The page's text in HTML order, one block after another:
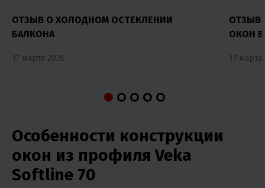
ОТЗЫВ О ХОЛОДНОМ ОСТЕКЛЕНИИ
БАЛКОНА
17 марта 2026
ОТЗЫВ
ОКОН
17 марта
Особенности конструкции
окон из профиля Veka
Softline 70